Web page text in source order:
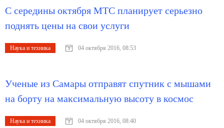
С середины октября МТС планирует серьезно
поднять цены на свои услуги
Наука и техника 04 октября 2016, 08:53
Ученые из Самары отправят спутник с мышами
на борту на максимальную высоту в космос
Наука и техника 04 октября 2016, 08:40